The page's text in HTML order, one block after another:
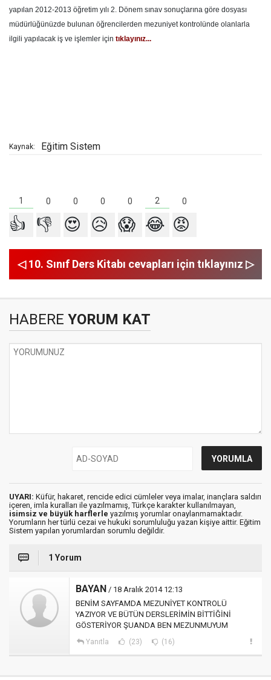
yapılan 2012-2013 öğretim yılı 2. Dönem sınav sonuçlarına göre dosyası
müdürlüğünüzde bulunan öğrencilerden mezuniyet kontrolünde olanlarla
ilgili yapılacak iş ve işlemler için tıklayınız...
Kaynak: Eğitim Sistem
1 0 0 0 0 2 0
👍 👎 😍 😥 😱 😂 😡
◁ 10. Sınıf Ders Kitabı cevapları için tıklayınız ▷
HABERE YORUM KAT
UYARI: Küfür, hakaret, rencide edici cümleler veya imalar, inançlara saldırı
içeren, imla kuralları ile yazılmamış, Türkçe karakter kullanılmayan,
isimsiz ve büyük harflerle yazılmış yorumlar onaylanmamaktadır.
Yorumların her türlü cezai ve hukuki sorumluluğu yazan kişiye aittir. Eğitim
Sistem yapılan yorumlardan sorumlu değildir.
1 Yorum
BAYAN / 18 Aralık 2014 12:13
BENİM SAYFAMDA MEZUNİYET KONTROLÜ
YAZIYOR VE BÜTÜN DERSLERİMİN BİTTİĞİNİ
GÖSTERİYOR ŞUANDA BEN MEZUNMUYUM
Yanıtla (23) (16)